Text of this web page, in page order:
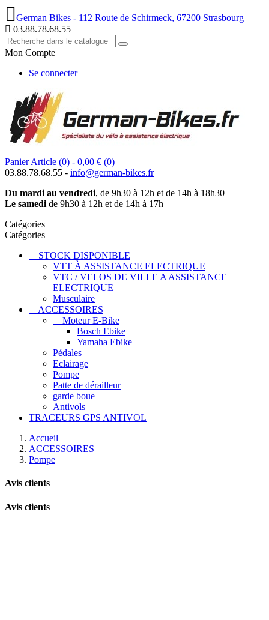
German Bikes - 112 Route de Schirmeck, 67200 Strasbourg
03.88.78.68.55
Mon Compte
Se connecter
Panier Article (0) - 0,00 € (0)
03.88.78.68.55 - info@german-bikes.fr
Du mardi au vendredi, de 9h30 à 12h et de 14h à 18h30
Le samedi de 9h30 à 12h et de 14h à 17h
Catégories
Catégories
STOCK DISPONIBLE
VTT À ASSISTANCE ELECTRIQUE
VTC / VELOS DE VILLE A ASSISTANCE
ELECTRIQUE
Musculaire
ACCESSOIRES
Moteur E-Bike
Bosch Ebike
Yamaha Ebike
Pédales
Eclairage
Pompe
Patte de dérailleur
garde boue
Antivols
TRACEURS GPS ANTIVOL
Accueil
ACCESSOIRES
Pompe
Avis clients
Avis clients